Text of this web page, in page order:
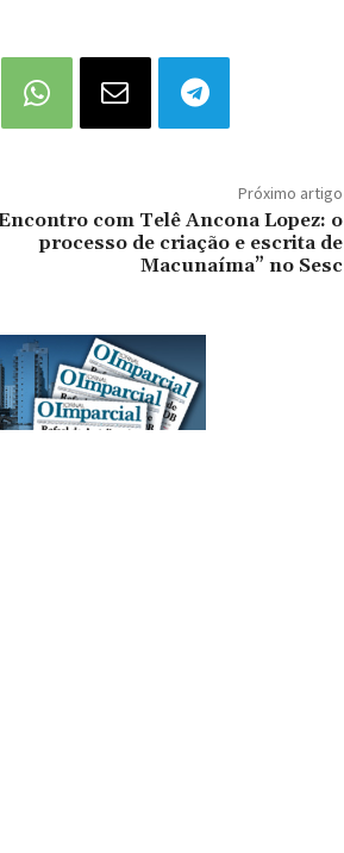
Próximo artigo
com Telê Ancona Lopez: o
processo de criação e escrita de
Macunaíma” no Sesc